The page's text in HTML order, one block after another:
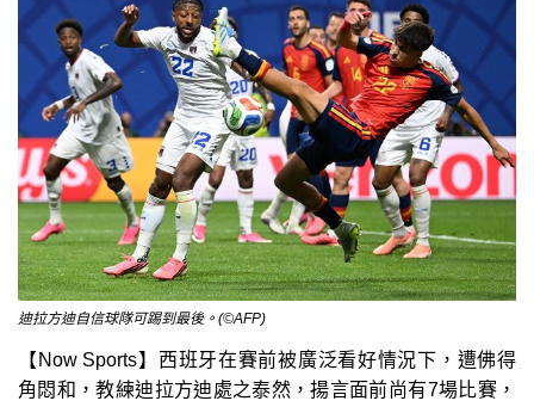
迪拉方迪自信球隊可踢到最後。(©AFP)
【Now Sports】西班牙在賽前被廣泛看好情況下，遭佛得
角悶和，教練迪拉方迪處之泰然，揚言面前尚有7場比賽，